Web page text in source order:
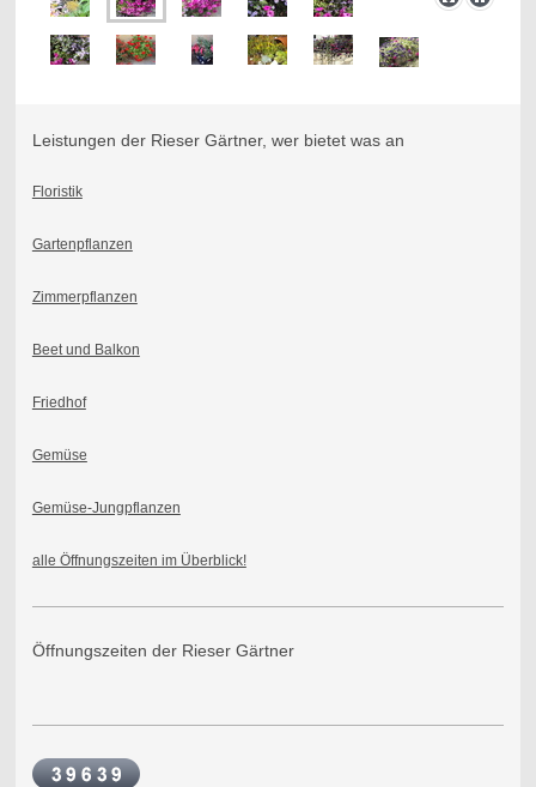
Leistungen der Rieser Gärtner, wer bietet was an
Floristik
Gartenpflanzen
Zimmerpflanzen
Beet und Balkon
Friedhof
Gemüse
Gemüse-Jungpflanzen
alle Öffnungszeiten im Überblick!
Öffnungszeiten der Rieser Gärtner